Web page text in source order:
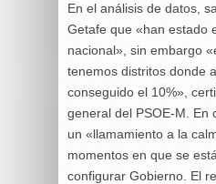
En el análisis de datos,
Getafe que «han estado
nacional», sin embargo
tenemos distritos donde
conseguido el 10%»,
general del PSOE-M. En
un «llamamiento a la
momentos en que se
configurar Gobierno. El